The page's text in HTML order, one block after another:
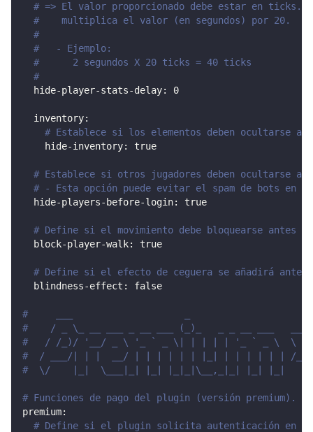
# => El valor proporcionado debe estar en ticks.
#    multiplica el valor (en segundos) por 20.
#
#   - Ejemplo:
#      2 segundos X 20 ticks = 40 ticks
#
hide-player-stats-delay: 0
inventory:
# Establece si los elementos deben ocultarse
hide-inventory: true
# Establece si otros jugadores deben ocultarse
# - Esta opción puede evitar el spam de bots en
hide-players-before-login: true
# Define si el movimiento debe bloquearse antes
block-player-walk: true
# Define si el efecto de ceguera se añadirá
blindness-effect : false
#     ___                    _
#    / _ \_ __ ___ _ __ ___ (_)_   _ _ __ ___   __/
#   / /_)/ '__/ _ \ '_ ` _ \| | | | | '_ ` _ \  \
#  / ___/| | |  __/ | | | | | | |_| | | | | | | /_
#  \/    |_|  \___|_| |_| |_|_|\__,_|_| |_| |_|   \/
# Funciones de pago del plugin (versión premium).
premium:
# Define si el plugin solicita autenticación en